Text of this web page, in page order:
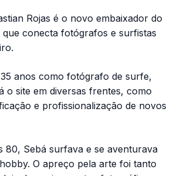
Rojas é o novo embaixador do
conecta fotógrafos e surfistas
anos como fotógrafo de surfe,
o site em diversas frentes, como
e profissionalização de novos
80, Sebá surfava e se aventurava
O apreço pela arte foi tanto